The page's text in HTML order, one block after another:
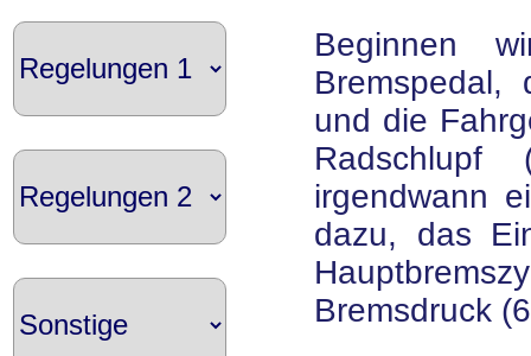
Beginnen
und die
irgendwann
dazu, das
Bremsdruck